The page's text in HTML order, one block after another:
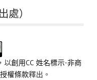
處）
以創用CC 姓名標示-非商
權條款釋出。